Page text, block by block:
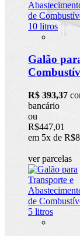
Galão
R$ 393,37
bancário
ou
R$447,01
em 5x de
ver parcelas